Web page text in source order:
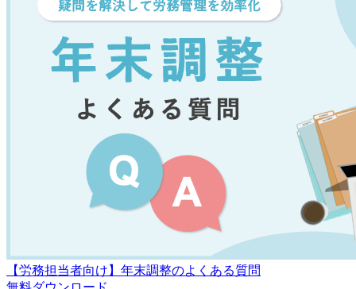
【労務担当者向け】年末調整のよくある質問